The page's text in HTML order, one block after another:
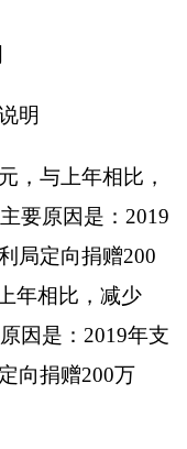
：基本支
万元，占
，占0%。
与上年相
因是：
比上年减
比，减少
年度绩
励金在